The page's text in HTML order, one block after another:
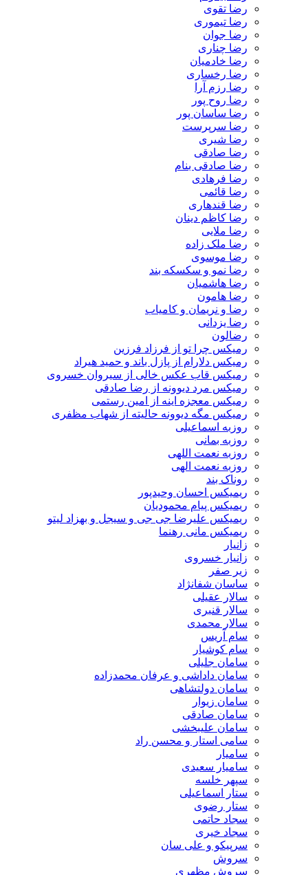
رضا تقوی
رضا تیموری
رضا جوان
رضا چناری
رضا خادمیان
رضا رخساری
رضا رزم آرا
رضا روح پور
رضا ساسان پور
رضا سرپرست
رضا شیری
رضا صادقی
رضا صادقی بنام
رضا فرهادی
رضا قائمی
رضا قندهاری
رضا کاظم دینان
رضا ملایی
رضا ملک زاده
رضا موسوی
رضا نمو و سکسکه بند
رضا هاشمیان
رضا هامون
رضا و نریمان و کامیاب
رضا یزدانی
رضالون
رمیکس چرا تو از فرزاد فرزین
رمیکس دلارام از پازل باند و حمید هیراد
رمیکس قاب عکس خالی از سیروان خسروی
رمیکس مرد دیوونه از رضا صادقی
رمیکس معجزه اینه از امین رستمی
رمیکس مگه دیوونه حالیته از شهاب مظفری
روزبه اسماعیلی
روزبه بمانی
روزبه نعمت اللهی
روزبه نعمت الهی
روناک بند
ریمیکس احسان وحیدپور
ریمیکس پیام محمودیان
ریمیکس علیرضا جی جی و سیجل و بهزاد لیتو
ریمیکس مانی رهنما
زانیار
زانیار خسروی
زیر صفر
ساسان شفانژاد
سالار عقیلی
سالار قنبری
سالار محمدی
سام آریس
سام کوشیار
سامان جلیلی
سامان داداشی و عرفان محمدزاده
سامان دولتشاهی
سامان زیوار
سامان صادقی
سامان علیبخشی
سامی استار و محسن راد
سامیار
سامیار سعیدی
سپهر خلسه
ستار اسماعیلی
ستار رضوی
سجاد حاتمی
سجاد خیری
سرپیکو و علی سان
سروش
سروش مظهری